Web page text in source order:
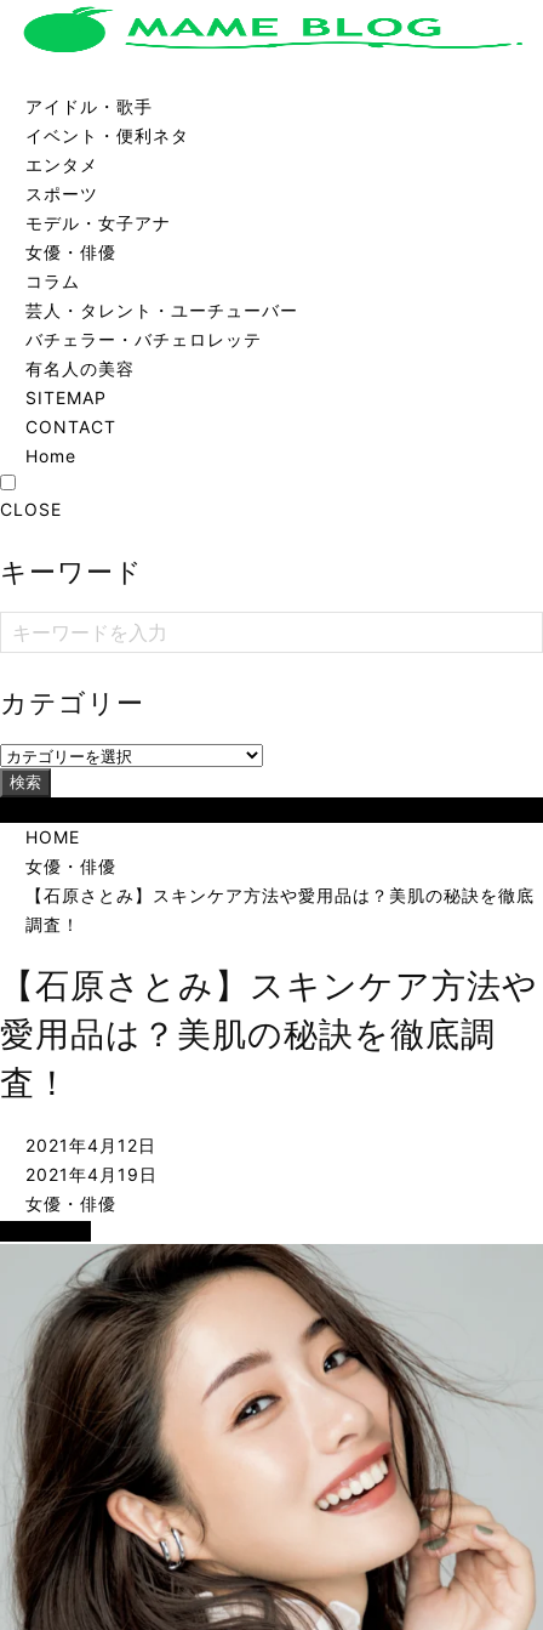
アイドル・歌手
イベント・便利ネタ
エンタメ
スポーツ
モデル・女子アナ
女優・俳優
コラム
芸人・タレント・ユーチューバー
バチェラー・バチェロレッテ
有名人の美容
SITEMAP
CONTACT
Home
CLOSE
キーワード
カテゴリー
検索
HOME
女優・俳優
【石原さとみ】スキンケア方法や愛用品は？美肌の秘訣を徹底
調査！
【石原さとみ】スキンケア方法や
愛用品は？美肌の秘訣を徹底調
査！
2021年4月12日
2021年4月19日
女優・俳優